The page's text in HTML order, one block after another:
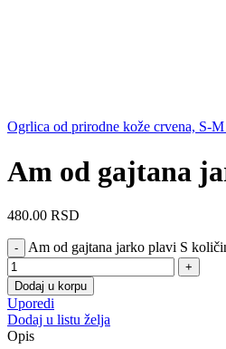
Ogrlica od prirodne kože crvena, S-M
Am od gajtana
480.00 RSD
Am od gajtana jarko plavi S
Dodaj u korpu
Uporedi
Dodaj u listu želja
Opis